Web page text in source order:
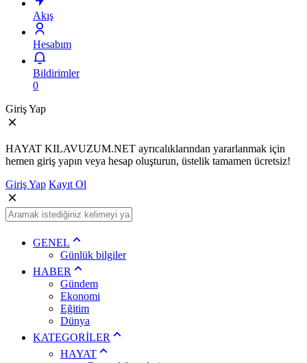
Akış
Hesabım
Bildirimler
0
Giriş Yap
HAYAT KILAVUZUM.NET ayrıcalıklarından yararlanmak için
hemen giriş yapın veya hesap oluşturun, üstelik tamamen ücretsiz!
Giriş Yap Kayıt Ol
GENEL
Günlük bilgiler
HABER
Gündem
Ekonomi
Eğitim
Dünya
KATEGORİLER
HAYAT